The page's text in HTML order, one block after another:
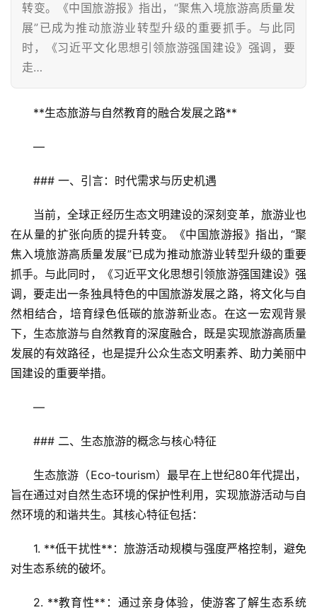
转变。《中国旅游报》指出，“聚焦入境旅游高质量发
展”已成为推动旅游业转型升级的重要抓手。与此同
时，《习近平文化思想引领旅游强国建设》强调，要
走…
**生态旅游与自然教育的融合发展之路**
—
### 一、引言：时代需求与历史机遇
当前，全球正经历生态文明建设的深刻变革，旅游业也
在从量的扩张向质的提升转变。《中国旅游报》指出，“聚
焦入境旅游高质量发展”已成为推动旅游业转型升级的重要
抓手。与此同时，《习近平文化思想引领旅游强国建设》强
调，要走出一条独具特色的中国旅游发展之路，将文化与自
然相结合，培育绿色低碳的旅游新业态。在这一宏观背景
下，生态旅游与自然教育的深度融合，既是实现旅游高质量
发展的有效路径，也是提升公众生态文明素养、助力美丽中
国建设的重要举措。
—
### 二、生态旅游的概念与核心特征
生态旅游（Eco‑tourism）最早在上世纪80年代提出，
旨在通过对自然生态环境的保护性利用，实现旅游活动与自
然环境的和谐共生。其核心特征包括：
1. **低干扰性**：旅游活动规模与强度严格控制，避免
对生态系统的破坏。
2. **教育性**：通过亲身体验，使游客了解生态系统